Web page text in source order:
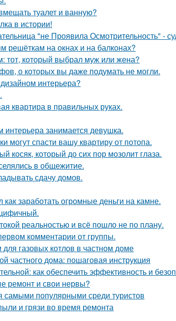
туалет и ванную?
в истории!
"не Проявила Осмотрительность" -
решёткам на окнах и на балконах?
тот, который выбрал муж или жена?
о которых вы даже подумать не могли.
интерьера?
квартира в правильных руках.
интерьера занимается девушка.
могут спасти вашу квартиру от потопа.
косяк, который до сих пор мозолит глаза.
в общежитие.
сдачу домов.
заработать огромные деньги на камне.
реальностью и всё пошло не по плану.
комментарии от группы.
газовых котлов в частном доме
частного дома: пошаговая инструкция
как обеспечить эффективность и
ремонт и свои нервы?
самыми популярными среди туристов
и грязи во время ремонта